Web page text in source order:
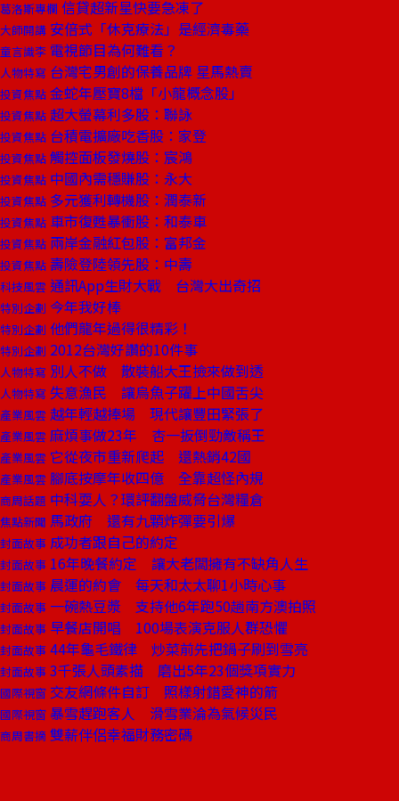
葛洛斯專欄 信貸超新星快要急凍了
大師開講 安倍式「休克療法」是經濟毒藥
童言識李 電視節目為何難看？
人物特寫 台灣宅男創的保養品牌 星馬熱賣
投資焦點 金蛇年壓寶8檔「小龍概念股」
投資焦點 超大螢幕利多股：聯詠
投資焦點 台積電擴廠吃香股：家登
投資焦點 觸控面板發燒股：宸鴻
投資焦點 中國內需穩賺股：永大
投資焦點 多元獲利轉機股：潤泰新
投資焦點 車市復甦暴衝股：和泰車
投資焦點 兩岸金融紅包股：富邦金
投資焦點 壽險登陸領先股：中壽
科技風雲 通訊App生財大戰 台灣大出奇招
特別企劃 今年我好棒
特別企劃 他們龍年過得很精彩！
特別企劃 2012台灣好讚的10件事
人物特寫 別人不做 散裝船大王撿來做到透
人物特寫 失意漁民 讓烏魚子躍上中國舌尖
產業風雲 越年輕越捧場 現代讓豐田緊張了
產業風雲 麻煩事做23年 杏一扳倒勁敵稱王
產業風雲 它從夜市重新爬起 還熱銷42國
產業風雲 腳底按摩年收四億 全靠超怪內規
商周話題 中科耍人？環評翻盤威脅台灣糧倉
焦點新聞 馬政府 還有九顆炸彈要引爆
封面故事 成功者跟自己的約定
封面故事 16年晚餐約定 讓大老闆擁有不缺角人生
封面故事 晨運的約會 每天和太太聊1小時心事
封面故事 一碗熱豆漿 支持他6年跑50趟南方澳拍照
封面故事 早餐店開唱 100場表演克服人群恐懼
封面故事 44年龜毛鐵律 炒菜前先把鍋子刷到雪亮
封面故事 3千張人頭素描 磨出5年23個獎項實力
國際視窗 交友網條件自訂 照樣射錯愛神的箭
國際視窗 暴雪趕跑客人 滑雪業淪為氣候災民
商周書摘 雙薪伴侶幸福財務密碼